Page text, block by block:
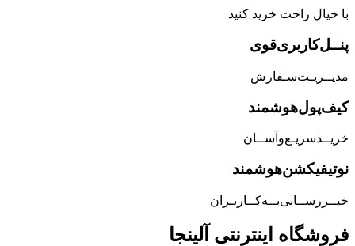
با خیال راحت خرید کنید
پنــل‌کاربری‌قوی
مدیــریـت‌سـفارش
کیف‌پول‌هوشمند
خریــد‌سریـع‌و‌آســان
نوتیفیکشن‌هوشمند
خبــررســانی‌بــه‌کــاربـران
فروشگاه‌ اینترنتی‌ آلینجا